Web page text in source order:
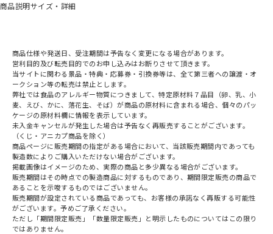
商品説明サイズ・詳細
商品仕様や発送日、受注期間は予告なく変更になる場合があります。
営利目的及び転売目的でのお申し込みはお断りさせて頂きます。
当サイトに関わる景品・特典・応募券・引換券等は、全て第三者への譲渡・オ
ークション等の転売は禁止とします。
弊社では食品のアレルギー物質につきまして、特定原材料７品目（卵、乳、小
麦、えび、かに、落花生、そば）が商品の原材料に含まれる場合、個々のパッ
ケージの原材料欄に情報を表示しています。
未入金キャンセルが発生した場合は予告なく再販売することがございます。
（くじ・アニカプ商品を除く）
商品ページに販売期間の指定がある場合において、当該販売期間内であっても
製造数によりご購入いただけない場合がございます。
掲載画像はイメージのため、実際の商品と多少異なる場合がございます。
販売期間はその時点での製造商品に対するものであり、期間限定販売の商品で
あることを示唆するものではございません。
販売期間が設定されている商品であっても、お客様の承諾なく再販する可能性
がございます。予めご了承ください。
ただし「期間限定販売」「数量限定販売」と明示したものについてはこの限り
ではありません。